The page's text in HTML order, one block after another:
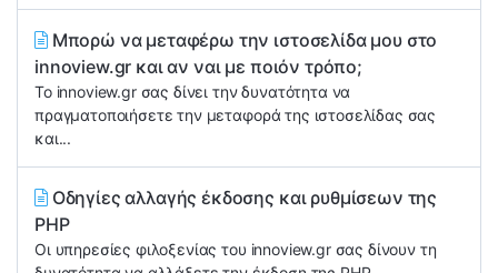
Μπορώ να μεταφέρω την ιστοσελίδα μου στo
innoview.gr και αν ναι με ποιόν τρόπο;
To innoview.gr σας δίνει την δυνατότητα να
πραγματοποιήσετε την μεταφορά της ιστοσελίδας σας
και...
Οδηγίες αλλαγής έκδοσης και ρυθμίσεων της
PHP
Οι υπηρεσίες φιλοξενίας του innoview.gr σας δίνουν τη